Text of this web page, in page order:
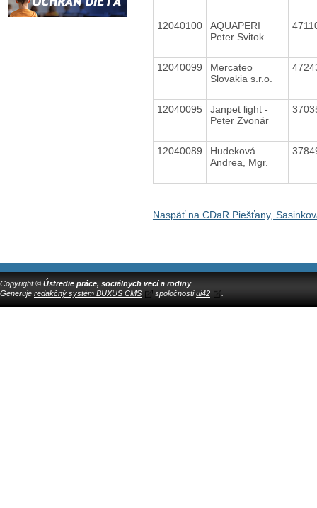
12040100
AQUAPERI
Peter Svitok
12040099
Mercateo
Slovakia s.r.o.
12040095
Janpet light -
Peter Zvonár
12040089
Hudeková
Andrea, Mgr.
Naspäť na CDaR Piešťany,
Copyright © Ústredie práce, sociálnych vecí a rodiny
Generuje redakčný systém BUXUS CMS spoločnostiui42